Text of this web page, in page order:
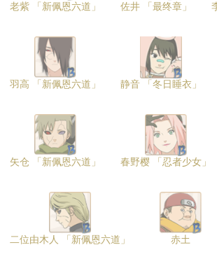
老紫 「新佩恩六道」 佐井 「最终章」
羽高 「新佩恩六道」 静音 「冬日睡衣」
矢仓 「新佩恩六道」 春野樱 「忍者少女」
二位由木人 「新佩恩六道」 赤土